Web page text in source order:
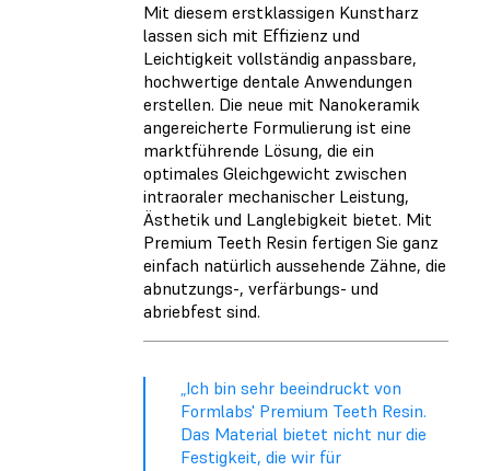
Mit diesem erstklassigen Kunstharz
lassen sich mit Effizienz und
Leichtigkeit vollständig anpassbare,
hochwertige dentale Anwendungen
erstellen. Die neue mit Nanokeramik
angereicherte Formulierung ist eine
marktführende Lösung, die ein
optimales Gleichgewicht zwischen
intraoraler mechanischer Leistung,
Ästhetik und Langlebigkeit bietet. Mit
Premium Teeth Resin fertigen Sie ganz
einfach natürlich aussehende Zähne, die
abnutzungs-, verfärbungs- und
abriebfest sind.
„Ich bin sehr beeindruckt von
Formlabs' Premium Teeth Resin.
Das Material bietet nicht nur die
Festigkeit, die wir für